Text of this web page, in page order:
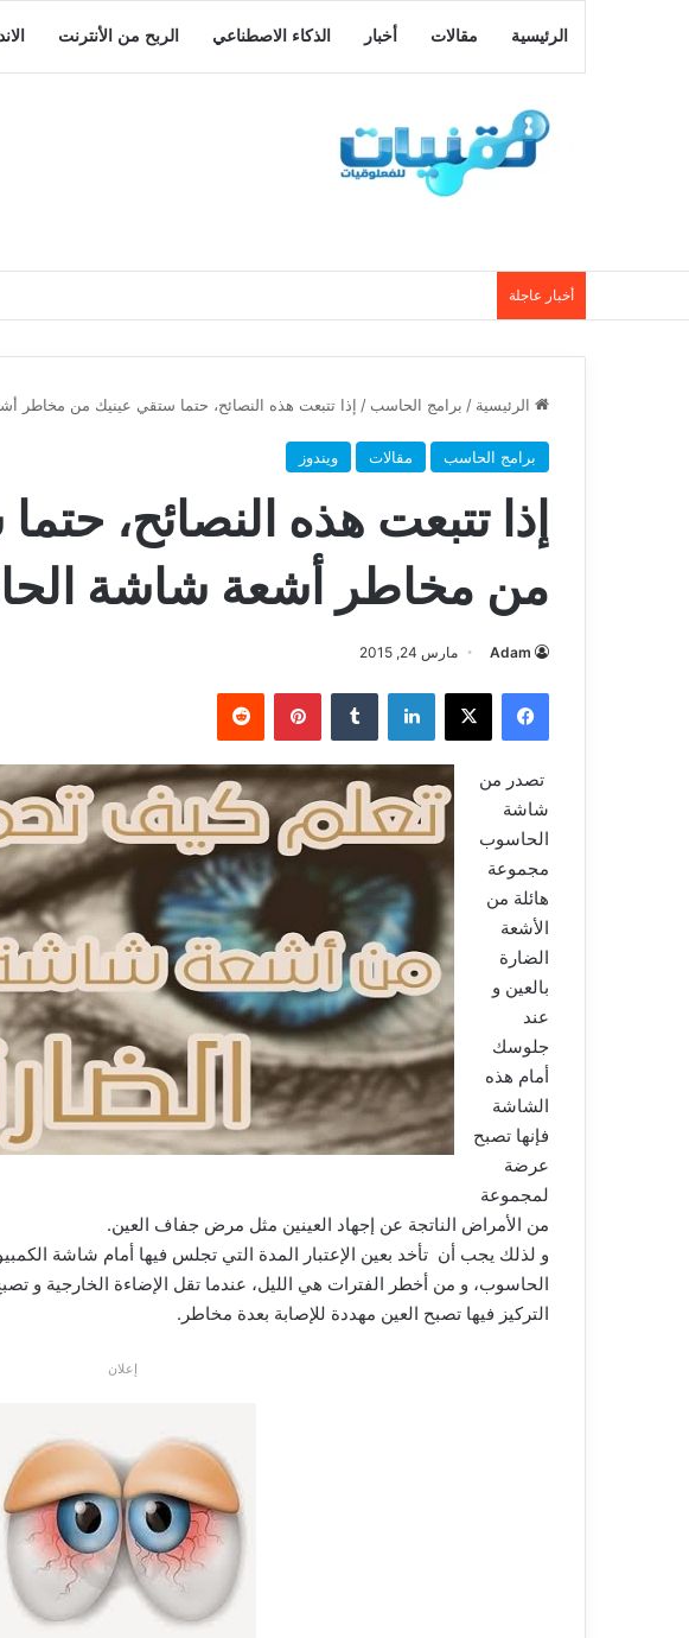
الرئيسية مقالات أخبار الذكاء الاصطناعي الربح من الأنترنت
أخبار عاجلة
الرئيسية / برامج الحاسب / إذا تتبعت هذه النصائح، حتما ستقي عينيك من مخاطر
برامج الحاسب مقالات ويندوز
إذا تتبعت هذه النصائح،
من مخاطر أشعة شاشة
Adam مارس 24, 2015
فيسبوك ‫X لينكدإن بينتيريست
تصدر من
شاشة
الحاسوب
مجموعة
هائلة من
الأشعة
الضارة
بالعين و
عند
جلوسك
أمام هذه
الشاشة
فإنها تصبح
عرضة
لمجموعة
من الأمراض الناتجة عن إجهاد العينين مثل مرض جفاف العين.
و لذلك يجب أن تأخد بعين الإعتبار المدة التي تجلس فيها أمام شاشة
الحاسوب، و من أخطر الفترات هي الليل، عندما تقل الإضاءة الخارجية و
التركيز فيها تصبح العين مهددة للإصابة بعدة مخاطر.
إعلان